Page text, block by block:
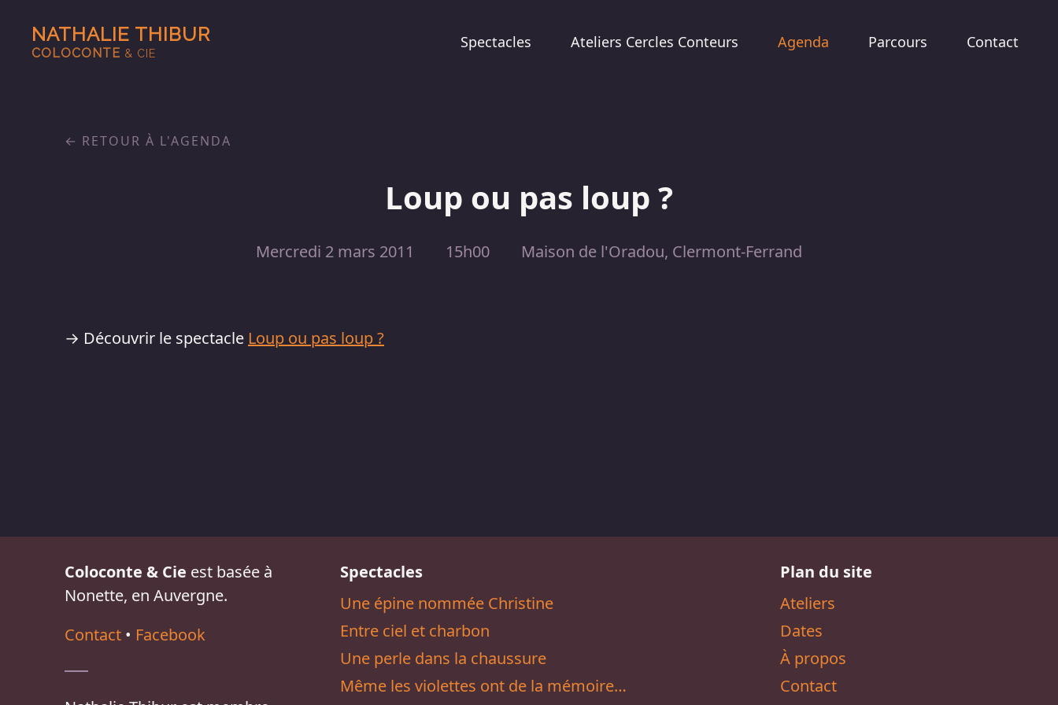
NATHALIE THIBUR
COLOCONTE & CIE
Spectacles Ateliers Cercles Conteurs Agenda Parcours Contact
Loup ou pas loup ?
Mercredi 2 mars 2011 15h00 Maison de l'Oradou, Clermont-Ferrand
RETOUR À L'AGENDA
→ Découvrir le spectacle Loup ou pas loup ?
Coloconte & Cie est basée à
Nonette, en Auvergne.
Contact • Facebook
Spectacles
Une épine nommée Christine
Entre ciel et charbon
Une perle dans la chaussure
Même les violettes ont de la mémoire…
Plan du site
Ateliers
Dates
À propos
Contact